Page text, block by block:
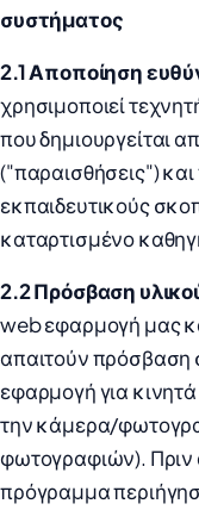
συστήματος
2.1 Αποποίηση
χρησιμοποιεί
που δημιουργείται
("παραισθήσεις") και
εκπαιδευτικούς
καταρτισμένο
2.2 Πρόσβαση
web εφαρμογή μας
απαιτούν πρόσβαση
εφαρμογή για
την κάμερα/
φωτογραφιών).
πρόγραμμα